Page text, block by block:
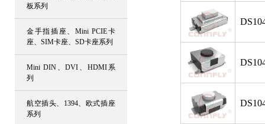
板系列
金手指插座、Mini PCIE卡
座、SIM卡座、SD卡座系列
Mini DIN、DVI、HDMI系
列
航空插头、1394、欧式插座
系列